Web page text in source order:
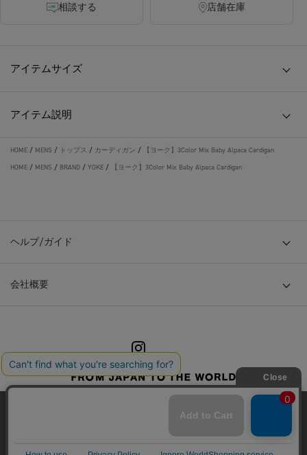
相談する 店舗在庫
アイテムサイズ
アイテム説明
HOME / MENS / トップス / カーディガン /
【ヨーク】3Color Mix Baby Alpaca Cardigan
HOME / MENS / BRAND / YOKE / 【ヨーク】3Color Mix Baby Alpaca Cardigan
ヘルプ/ガイド
会社概要
© TOKYO BASE CO., LTD
当サイトはクッキー(cookie)を使用します。クッキーはサイト内
ング活動に利用することを目的としています。
プライバシーポリシーはこちら